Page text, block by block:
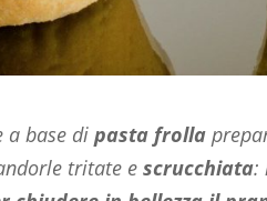
a base dipasta frolla
tritate escrucchiata: